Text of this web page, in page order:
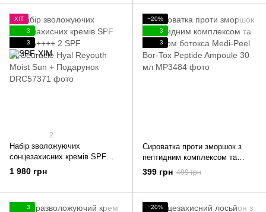
ХІТ
3
3
2
Набір зволожуючих
сонцезахисних кремів SPF
50+/PA++++ 2 SPF Dr.Ceuracle
Hyal Reyouth Moist Sun +
1 980 грн
−20%
3
3
Сироватка проти зморшок з
пептидним комплексом та
ефектом ботокса Medi-Peel
Bor-Tox Peptide Ampoule 30 мл
399 грн 499 грн
3 −20%